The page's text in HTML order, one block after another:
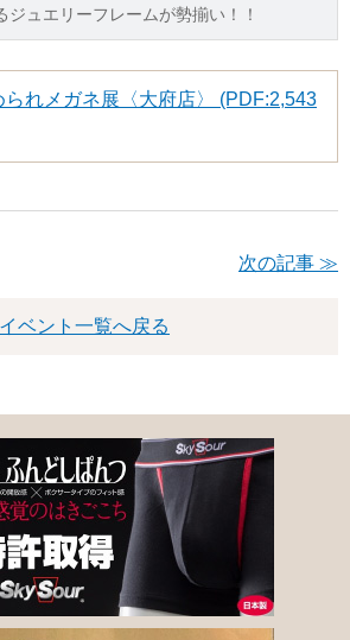
ジュエリーフレームが勢揃い！！
られメガネ展〈大府店〉 (PDF:2,543
次の記事 ≫
イベント一覧へ戻る